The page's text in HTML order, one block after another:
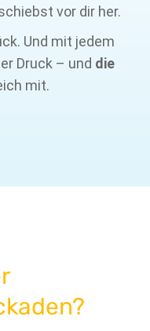
vor dir her.
Und mit jedem
Druck – und die
mit.